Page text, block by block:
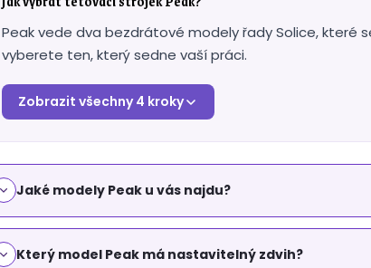
Peak vede dva bezdrátové modely řady Solice, které
vyberete ten, který sedne vaší práci.
Zobrazit všechny 4 kroky
Jaké modely Peak u vás najdu?
Který model Peak má nastavitelný zdvih?